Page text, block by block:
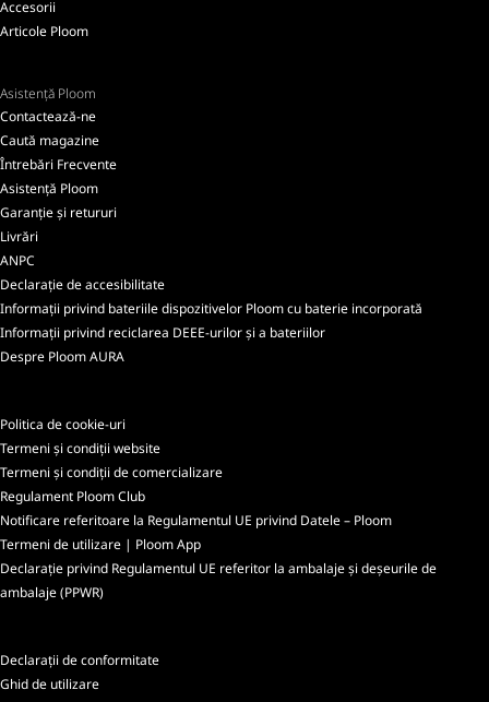
Accesorii
Articole Ploom
Asistență Ploom
Contactează-ne
Caută magazine
Întrebări Frecvente
Asistență Ploom
Garanție și retururi
Livrări
ANPC
Declarație de accesibilitate
Informații privind bateriile dispozitivelor Ploom cu baterie incorporată
Informații privind reciclarea DEEE-urilor și a bateriilor
Despre Ploom AURA
Politica de cookie-uri
Termeni și condiții website
Termeni și condiții de comercializare
Regulament Ploom Club
Notificare referitoare la Regulamentul UE privind Datele – Ploom
Termeni de utilizare | Ploom App
Declarație privind Regulamentul UE referitor la ambalaje și deșeurile de
ambalaje (PPWR)
Declarații de conformitate
Ghid de utilizare